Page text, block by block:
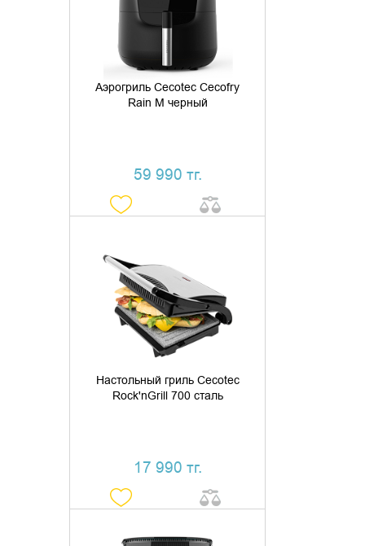
Аэрогриль Cecotec Cecofry
Rain M черный
59 990 тг.
КУПИТЬ В 1 КЛИК
Настольный гриль Cecotec
Rock'nGrill 700 сталь
17 990 тг.
ДОБАВИТЬ В КОРЗИНУ
КУПИТЬ В 1 КЛИК